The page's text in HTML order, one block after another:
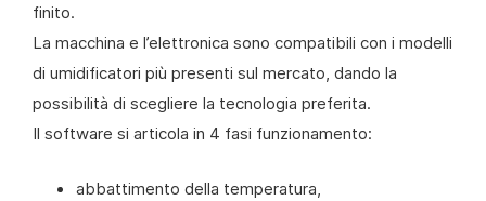
finito.
La macchina e l’elettronica sono compatibili con i modelli
di umidificatori più presenti sul mercato, dando la
possibilità di scegliere la tecnologia preferita.
Il software si articola in 4 fasi funzionamento:
abbattimento della temperatura,